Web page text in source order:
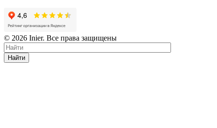
© 2026 Inier. Все права защищены
Найти